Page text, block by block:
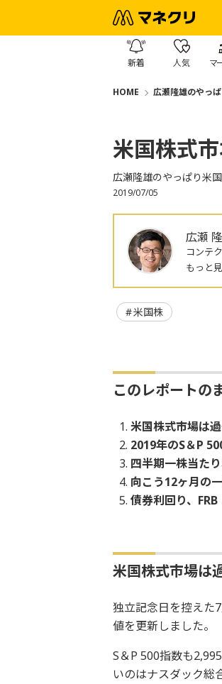
新着 人気 マ
HOME 広瀬隆雄のやっ
米国株式
広瀬隆雄のやっぱり米
2019/07/05
広瀬
コンテ
もっと
米国株
このレポートの
米国株式市場は
2019年のS＆P
四半期一株当た
向こう12ヶ月の
債券利回り、
米国株式市場は
独立記念日を控えた
値を更新しました。
S＆P 500指数も
いのはナスダック総